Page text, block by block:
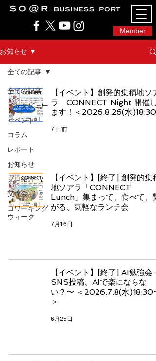
Member
SO@Rビジネスポート｜広島市のシェアオフィ
ス・コワーキングスペース
お知らせ ▼
全ての記事
インタビュー
イベント
コラム
レポート
お知らせ
プロ紹介
交流会
コワーキング
ウィーク
全ての記事
【イベント】創発的集積地ソア
ラ CONNECT Night 開催し
ます！＜2026.8.26(水)18:30
7 日前
【イベント】[終了] 創発的集積
地ソアラ「CONNECT
Lunch」集まって、食べて、繋
がる、気軽なランチ会
7月16日
【イベント】[終了] AI勉強会
SNS投稿、AIで楽にならな
い？〜 ＜2026.7.8(水)18:30〜
＞
6月25日